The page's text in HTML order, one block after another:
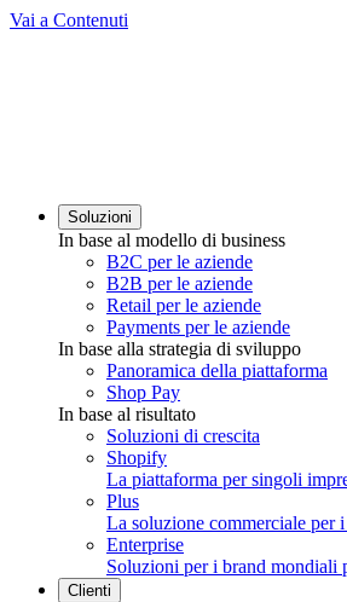
Vai a Contenuti
Soluzioni
In base al modello di business
B2C per le aziende
B2B per le aziende
Retail per le aziende
Payments per le aziende
In base alla strategia di sviluppo
Panoramica della piattaforma
Shop Pay
In base al risultato
Soluzioni di crescita
Shopify
La piattaforma per singoli
Plus
La soluzione commerciale per
Enterprise
Soluzioni per i brand mondiali
Clienti